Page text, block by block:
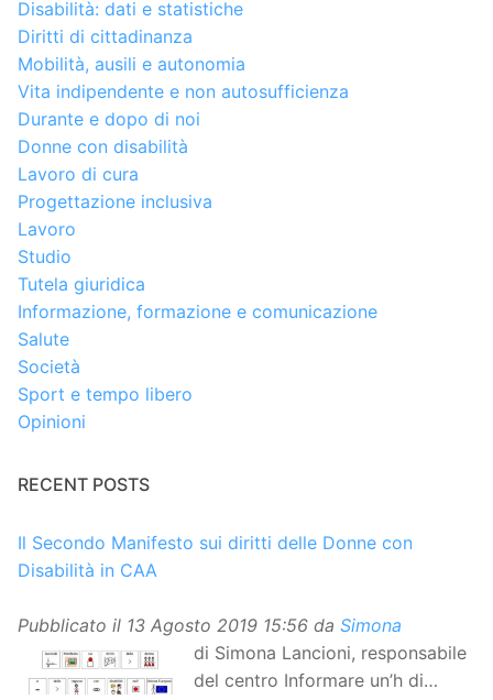
Disabilità: dati e statistiche
Diritti di cittadinanza
Mobilità, ausili e autonomia
Vita indipendente e non autosufficienza
Durante e dopo di noi
Donne con disabilità
Lavoro di cura
Progettazione inclusiva
Lavoro
Studio
Tutela giuridica
Informazione, formazione e comunicazione
Salute
Società
Sport e tempo libero
Opinioni
RECENT POSTS
Il Secondo Manifesto sui diritti delle Donne con
Disabilità in CAA
Pubblicato il 13 Agosto 2019 15:56 da Simona
di Simona Lancioni, responsabile
del centro Informare un’h di